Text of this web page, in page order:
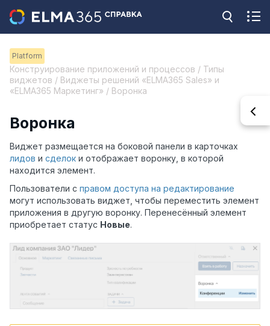
Platform
Конструирование приложений и процессов / Типы
виджетов / Виджеты решений «ELMA365 Sales» и
«ELMA365 Маркетинг» / Воронка
Воронка
Виджет размещается на боковой панели в карточках
лидов и сделок и отображает воронку, в которой
находится элемент.
Пользователи с правом доступа на редактирование
могут использовать виджет, чтобы переместить элемент
приложения в другую воронку. Перенесённый элемент
приобретает статус Новые.